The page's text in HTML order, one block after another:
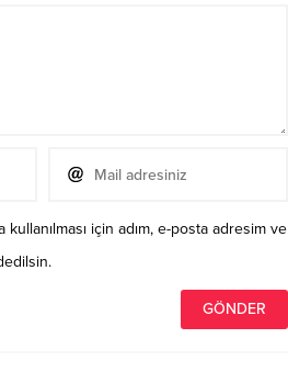
için adım, e-posta adresim ve